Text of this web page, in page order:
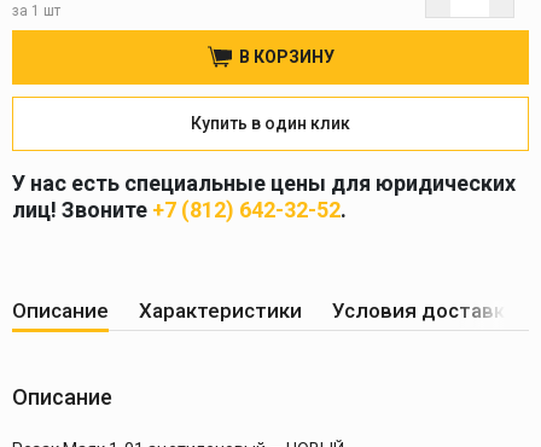
за 1 шт
В КОРЗИНУ
Купить в один клик
У нас есть специальные цены для юридических
лиц! Звоните +7 (812) 642-32-52.
Описание Характеристики Условия доставки
Описание